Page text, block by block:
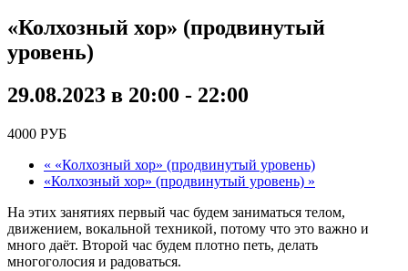
«Колхозный хор» (продвинутый
уровень)
29.08.2023 в 20:00 - 22:00
4000 РУБ
« «Колхозный хор» (продвинутый уровень)
«Колхозный хор» (продвинутый уровень) »
На этих занятиях первый час будем заниматься телом,
движением, вокальной техникой, потому что это важно и
много даёт. Второй час будем плотно петь, делать
многоголосия и радоваться.